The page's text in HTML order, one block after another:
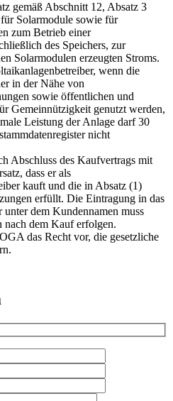
gemäß Abschnitt 12, Absatz 3
Solarmodule sowie für
zum Betrieb einer
des Speichers, zur
Solarmodulen erzeugten Stroms.
wenn die
in der Nähe von
sowie öffentlichen und
Gemeinnützigkeit genutzt werden,
Leistung der Anlage darf 30
nicht
Abschluss des Kaufvertrags mit
dass er als
kauft und die in Absatz (1)
erfüllt. Die Eintragung in das
unter dem Kundennamen muss
dem Kauf erfolgen.
das Recht vor, die gesetzliche